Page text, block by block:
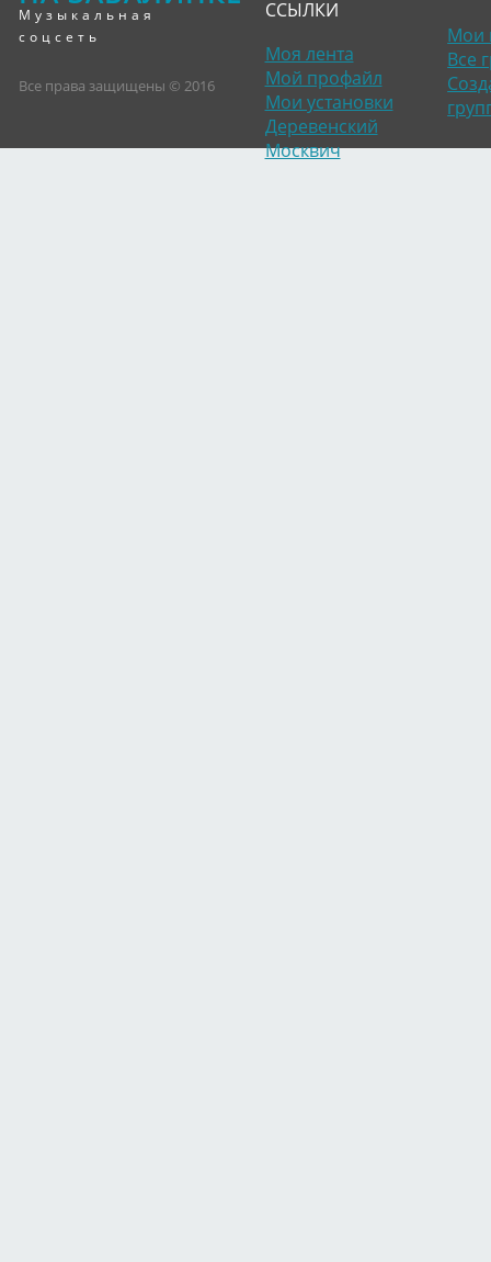
Музыкальная
соцсеть
Все права защищены © 2016
ССЫЛКИ
Моя лента
Мой профайл
Мои установки
Деревенский
Москвич
Мои
Все